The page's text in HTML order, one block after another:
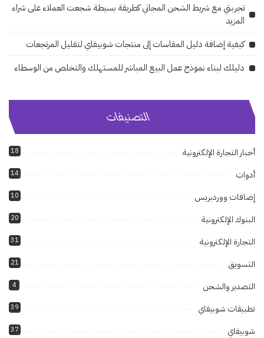
تجربتي مع شريط الشحن المجاني كطريقة بسيطة شجعت العملاء على شراء
المزيد
كيفية إضافة دليل المقاسات إلى منتجات شوبيفاي لتقليل المرتجعات
دليلك لبناء نموذج عمل البيع المباشر للمستهلك والتخلص من الوسطاء
التصنيفات
أخبار التجارة الإلكترونية 18
أدوات 14
إضافات ووردبريس 10
البنوك الإلكترونية 20
التجارة الإلكترونية 31
التسويق 21
التصدير والشحن 4
تطبيقات شوبيفاي 39
شوبيفاي 37